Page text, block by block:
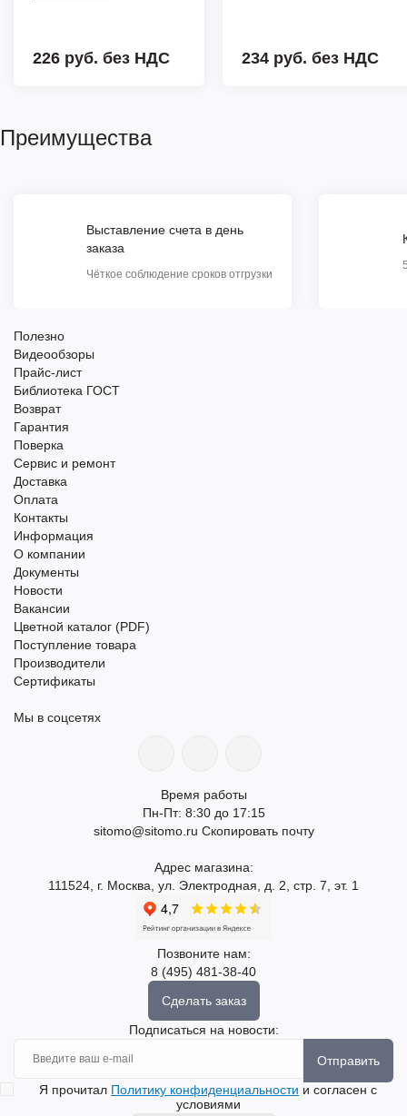
226 руб. без НДС 234 руб. без НДС
Преимущества
Выставление счета в день
заказа
Чёткое соблюдение сроков отгрузки
Полезно
Видеообзоры
Прайс-лист
Библиотека ГОСТ
Возврат
Гарантия
Поверка
Сервис и ремонт
Доставка
Оплата
Контакты
Информация
О компании
Документы
Новости
Вакансии
Цветной каталог (PDF)
Поступление товара
Производители
Сертификаты
Мы в соцсетях
Время работы
Пн-Пт: 8:30 до 17:15
sitomo@sitomo.ru Скопировать почту
Адрес магазина:
111524, г. Москва, ул. Электродная, д. 2, стр. 7, эт. 1
Позвоните нам:
8 (495) 481-38-40
Сделать заказ
Подписаться на новости:
Отправить
Я прочитал Политику конфиденциальности и согласен с
условиями